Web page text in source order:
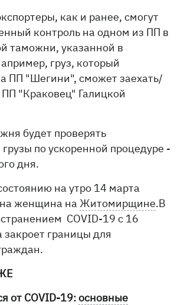
как и ранее, смогут
контроль на одном из ПП в
таможни, указанной в
груз, который
ПП "Шегини", сможет заехать/
ПП "Краковец" Галицкой
будет проверять
по ускоренной процедуре -
дня.
на утро 14 марта
женщина наЖитомирщине.В
COVID-19 с 16
закроет границы для
от COVID-19:основные